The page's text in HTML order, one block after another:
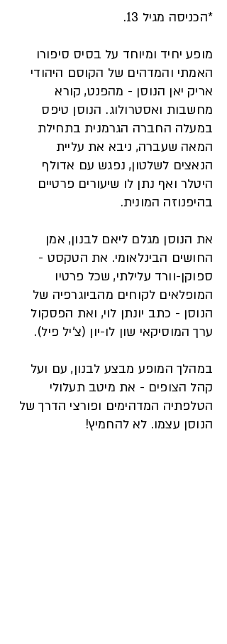
*הכניסה מגיל 13.
מופע יחיד ומיוחד על בסיס סיפורו
האמתי והמדהים של הקוסם היהודי
אריק יאן הנוסן - מהפנט, קורא
מחשבות ואסטרולוג. הנוסן טיפס
במעלה החברה הגרמנית בתחילת
המאה שעברה, ניבא את עליית
הנאצים לשלטון, נפגש עם אדולף
היטלר ואף נתן לו שיעורים פרטיים
בהיפנוזה המונית.
את הנוסן מגלם ליאם לבנון, אמן
החושים הבינלאומי. את הטקסט -
ספוקן-וורד עלילתי, שכל פרטיו
המופלאים לקוחים מהביוגרפיה של
הנוסן - כתב יונתן לוי, ואת הפסקול
ערך המוסיקאי שון לו-יון (צ'יל פיל).
במהלך המופע מבצע לבנון, עם ועל
קהל הצופים - את מיטב תעלולי
הטלפתיה המדהימים ופורצי הדרך של
הנוסן עצמו. לא להחמיץ!